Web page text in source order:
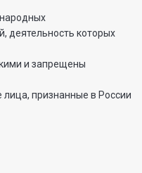
деятельность которых
и запрещены
признанные в России